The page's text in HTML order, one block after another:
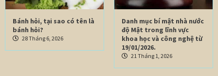
Bánh hỏi, tại sao có tên là
bánh hỏi?
28 Tháng 6, 2026
Danh mục bí mật nhà nước
độ Mật trong lĩnh vực
khoa học và công nghệ từ
19/01/2026.
21 Tháng 1, 2026